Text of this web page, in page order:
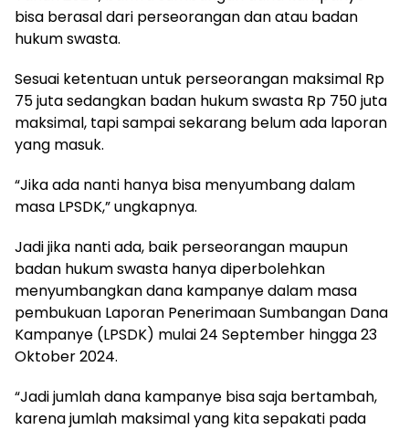
bisa berasal dari perseorangan dan atau badan
hukum swasta.
Sesuai ketentuan untuk perseorangan maksimal Rp
75 juta sedangkan badan hukum swasta Rp 750 juta
maksimal, tapi sampai sekarang belum ada laporan
yang masuk.
“Jika ada nanti hanya bisa menyumbang dalam
masa LPSDK,” ungkapnya.
Jadi jika nanti ada, baik perseorangan maupun
badan hukum swasta hanya diperbolehkan
menyumbangkan dana kampanye dalam masa
pembukuan Laporan Penerimaan Sumbangan Dana
Kampanye (LPSDK) mulai 24 September hingga 23
Oktober 2024.
“Jadi jumlah dana kampanye bisa saja bertambah,
karena jumlah maksimal yang kita sepakati pada